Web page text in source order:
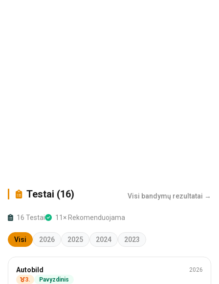
Testai (16) Visi bandymų rezultatai →
16 Testai 11× Rekomenduojama
Visi 2026 2025 2024 2023
245/45 R19
Autobild
2026
3.
Pavyzdinis